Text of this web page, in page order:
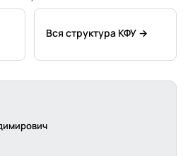
Вся структура КФУ →